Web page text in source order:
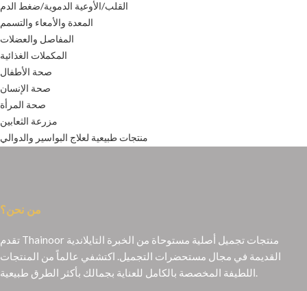
القلب/الأوعية الدموية/ضغط الدم
المعدة والأمعاء والتسمم
المفاصل والعضلات
المكملات الغذائية
صحة الأطفال
صحة الإنسان
صحة المرأة
مزرعة الثعابين
منتجات طبيعية لعلاج البواسير والدوالي
من نحن؟
تقدم Thainoor منتجات تجميل أصلية مستوحاة من الخبرة التايلاندية
القديمة في مجال مستحضرات التجميل. اكتشفي عالماً من المنتجات
اللطيفة المخصصة بالكامل للعناية بجمالك بأكثر الطرق طبيعية.